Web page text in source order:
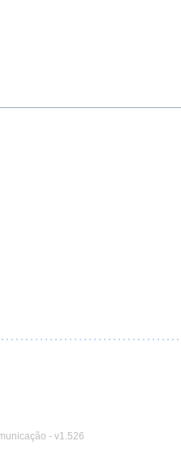
- v1.526